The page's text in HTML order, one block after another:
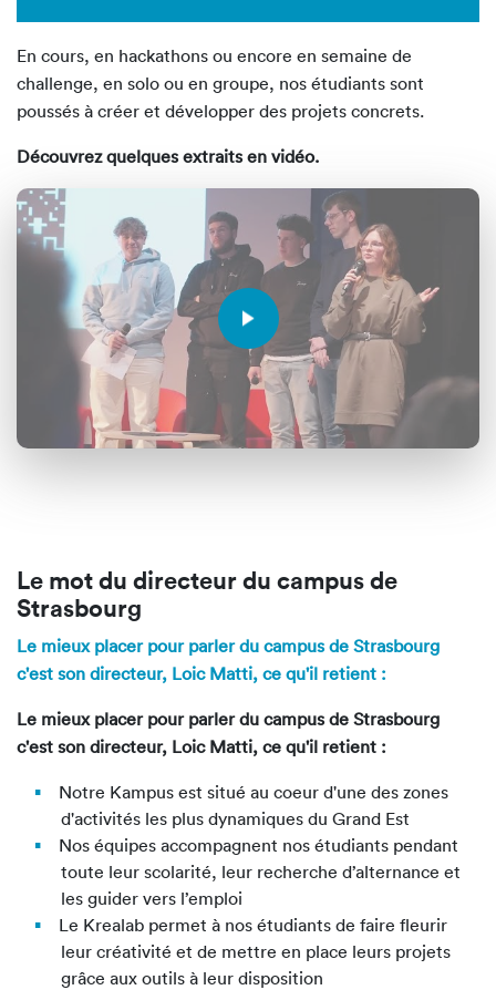
En cours, en hackathons ou encore en semaine de
challenge, en solo ou en groupe, nos étudiants sont
poussés à créer et développer des projets concrets.
Découvrez quelques extraits en vidéo.
Le mot du directeur du campus de
Strasbourg
Le mieux placer pour parler du campus de Strasbourg
c'est son directeur, Loic Matti, ce qu'il retient :
Le mieux placer pour parler du campus de Strasbourg
c'est son directeur, Loic Matti, ce qu'il retient :
Notre Kampus est situé au coeur d'une des zones
d'activités les plus dynamiques du Grand Est
Nos équipes accompagnent nos étudiants pendant
toute leur scolarité, leur recherche d’alternance et
les guider vers l’emploi
Le Krealab permet à nos étudiants de faire fleurir
leur créativité et de mettre en place leurs projets
grâce aux outils à leur disposition